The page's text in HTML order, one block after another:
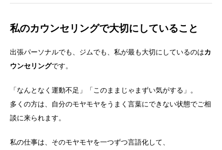
私のカウンセリングで大切にしていること
出張パーソナルでも、ジムでも、私が最も大切にしているのはカ
ウンセリングです。
「なんとなく運動不足」「このままじゃまずい気がする」。
多くの方は、自分のモヤモヤをうまく言葉にできない状態でご相
談に来られます。
私の仕事は、そのモヤモヤを一つずつ言語化して、